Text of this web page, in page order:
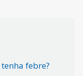
febre?